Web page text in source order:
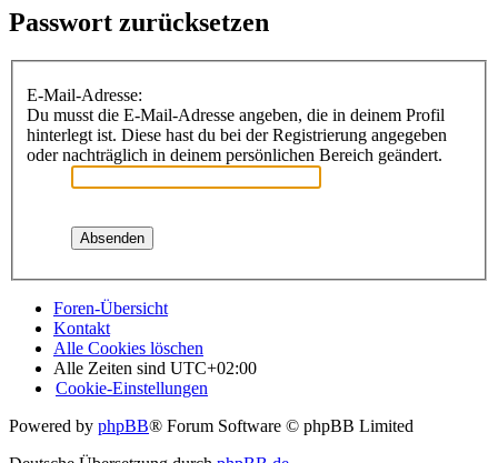
Passwort zurücksetzen
E-Mail-Adresse:
Du musst die E-Mail-Adresse angeben, die in deinem Profil
hinterlegt ist. Diese hast du bei der Registrierung angegeben
oder nachträglich in deinem persönlichen Bereich geändert.
Foren-Übersicht
Kontakt
Alle Cookies löschen
Alle Zeiten sind UTC+02:00
Cookie-Einstellungen
Powered by phpBB® Forum Software © phpBB Limited